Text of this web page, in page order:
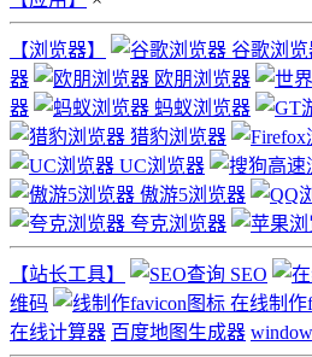
【浏览器】 谷歌浏览
器
欧朋浏览器
器
蚂蚁浏览器
猎豹浏览器
UC浏览器
傲游5浏览器
夸克浏览器
【站长工具】 SEO
维码
在线制作
在线计算器 百度地图生成器